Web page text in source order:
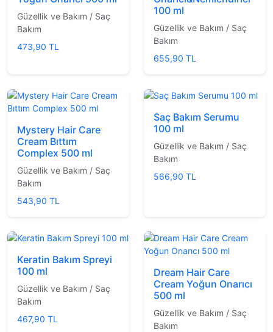
Güzellik ve Bakım / Saç
Bakım
473,90 TL
100 ml
Güzellik ve Bakım / Saç
Bakım
655,90 TL
Mystery Hair Care
Cream Bıttım
Complex 500 ml
Güzellik ve Bakım / Saç
Bakım
543,90 TL
Saç Bakım Serumu
100 ml
Güzellik ve Bakım / Saç
Bakım
566,90 TL
Keratin Bakım Spreyi
100 ml
Güzellik ve Bakım / Saç
Bakım
467,90 TL
Dream Hair Care
Cream Yoğun Onarıcı
500 ml
Güzellik ve Bakım / Saç
Bakım